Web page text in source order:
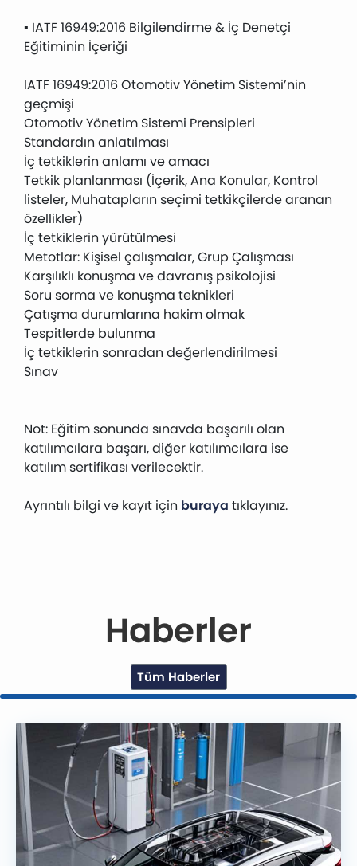
▪️ IATF 16949:2016 Bilgilendirme & İç Denetçi
Eğitiminin İçeriği
IATF 16949:2016 Otomotiv Yönetim Sistemi’nin
geçmişi
Otomotiv Yönetim Sistemi Prensipleri
Standardın anlatılması
İç tetkiklerin anlamı ve amacı
Tetkik planlanması (İçerik, Ana Konular, Kontrol
listeler, Muhatapların seçimi tetkikçilerde aranan
özellikler)
İç tetkiklerin yürütülmesi
Metotlar: Kişisel çalışmalar, Grup Çalışması
Karşılıklı konuşma ve davranış psikolojisi
Soru sorma ve konuşma teknikleri
Çatışma durumlarına hakim olmak
Tespitlerde bulunma
İç tetkiklerin sonradan değerlendirilmesi
Sınav
Not: Eğitim sonunda sınavda başarılı olan
katılımcılara başarı, diğer katılımcılara ise
katılım sertifikası verilecektir.
Ayrıntılı bilgi ve kayıt için buraya tıklayınız.
Haberler
Tüm Haberler